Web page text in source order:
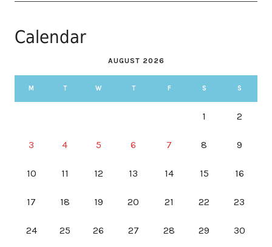
Calendar
AUGUST 2026
M T W T F S S
1 2
3 4 5 6 7 8 9
10 11 12 13 14 15 16
17 18 19 20 21 22 23
24 25 26 27 28 29 30